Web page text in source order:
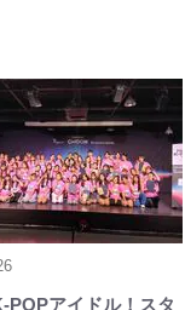
POPアイドル！スタ